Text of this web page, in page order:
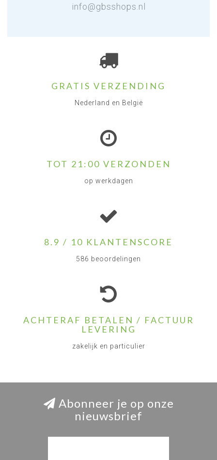
info@gbsshops.nl
GRATIS VERZENDING
Nederland en België
TOT 21:00 VERZONDEN
op werkdagen
8.9 / 10 KLANTENSCORE
586 beoordelingen
ACHTERAF BETALEN / FACTUUR
LEVERING
zakelijk en particulier
Abonneer je op onze
nieuwsbrief